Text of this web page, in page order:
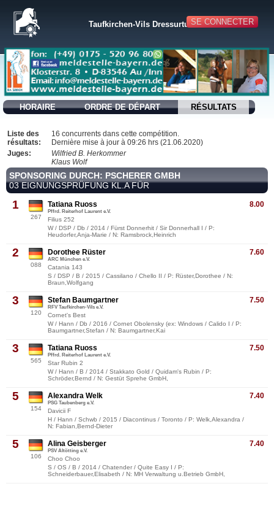
SE CONNECTER
Taufkirchen-Vils Dressurturnier 2020
HORAIRE ORDRE DE DÉPART RÉSULTATS
Liste des
résultats:
16 concurrents dans cette compétition.
Dernière mise à jour à 09:26 hrs (21.06.2020)
Juges:
Wilfried B. Herkommer
Klaus Wolf
SPONSORING DURCH: PSCHERER GMBH
03 EIGNUNGSPRÜFUNG KL.A FÜR
1
267
8.00
Tatiana Ruoss
Pffrd. Reiterhof Laurent e.V.
Filius 252
W / DSP / Db / 2014 / Fürst Donnerhit / Sir Donnerhall I / P:
Heudorfer,Anja-Marie / N: Ramsbrock,Heinrich
2
088
7.60
Dorothee Rüster
ARC München e.V.
Catania 143
S / DSP / B / 2015 / Cassilano / Chello II / P: Rüster,Dorothee / N:
Braun,Wolfgang
3
120
7.50
Stefan Baumgartner
RFV Taufkirchen-Vils e.V.
Cornet's Best
W / Hann / Db / 2016 / Cornet Obolensky (ex: Windows / Calido I / P:
Baumgartner,Stefan / N: Baumgartner,Kai
3
565
7.50
Tatiana Ruoss
Pffrd. Reiterhof Laurent e.V.
Star Rubin 2
W / Hann / B / 2014 / Stakkato Gold / Quidam's Rubin / P:
Schröder,Bernd / N: Gestüt Sprehe GmbH,
5
154
7.40
Alexandra Welk
PSG Taubenberg e.V.
Davicii F
H / Hann / Schwb / 2015 / Diacontinus / Toronto / P: Welk,Alexandra /
N: Fabian,Bernd-Dieter
5
106
7.40
Alina Geisberger
PSV Altötting e.V.
Choo Choo
S / OS / B / 2014 / Chatender / Quite Easy I / P:
Schneiderbauer,Elisabeth / N: MH Verwaltung u.Betrieb GmbH,